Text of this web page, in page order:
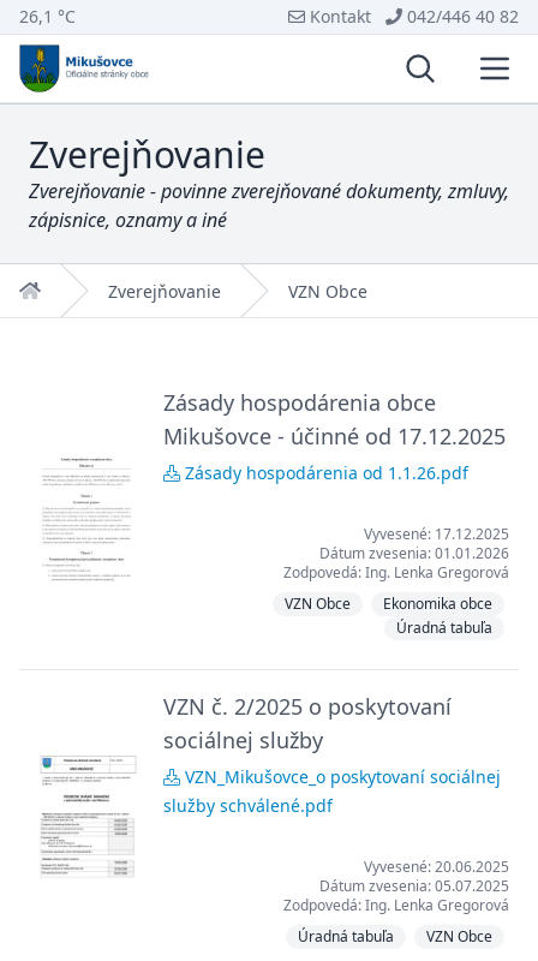
26,1 °C Kontakt 042/446 40 82
Vyhľadávanie
Zverejňovanie
Zverejňovanie - povinne zverejňované dokumenty, zmluvy,
zápisnice, oznamy a iné
Domov Zverejňovanie VZN Obce
Zásady hospodárenia obce
Mikušovce - účinné od 17.12.2025
Zásady hospodárenia od 1.1.26.pdf
Vyvesené: 17.12.2025
Dátum zvesenia: 01.01.2026
Zodpovedá: Ing. Lenka Gregorová
VZN Obce
Ekonomika obce
Úradná tabuľa
VZN č. 2/2025 o poskytovaní
sociálnej služby
VZN_Mikušovce_o poskytovaní sociálnej
služby schválené.pdf
Vyvesené: 20.06.2025
Dátum zvesenia: 05.07.2025
Zodpovedá: Ing. Lenka Gregorová
Úradná tabuľa
VZN Obce